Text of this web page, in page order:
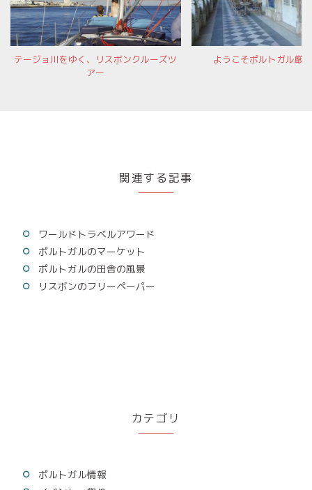
テージョ川をゆく、リスボンクルーズツ
アー
ようこそポルトガル厳
関連する記事
ワールドトラベルアワード
ポルトガルのマーケット
ポルトガルの田舎の風景
リスボンのフリーペーパー
カテゴリ
ポルトガル情報